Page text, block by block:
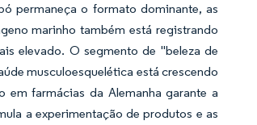
permaneça o formato dominante, as
marinho também está registrando
elevado. O segmento de "beleza de
musculoesquelética está crescendo
farmácias da Alemanha garante a
a experimentação de produtos e as